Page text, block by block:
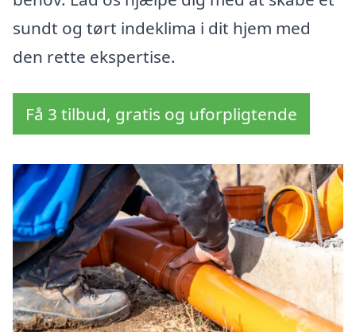
sundt og tørt indeklima i dit hjem med
den rette ekspertise.
Få 3 tilbud, gratis og uforpligtende